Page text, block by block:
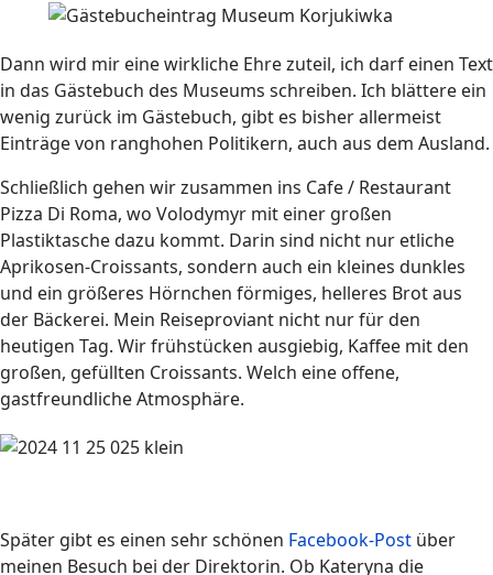
Dann wird mir eine wirkliche Ehre zuteil, ich darf einen Text
in das Gästebuch des Museums schreiben. Ich blättere ein
wenig zurück im Gästebuch, gibt es bisher allermeist
Einträge von ranghohen Politikern, auch aus dem Ausland.
Schließlich gehen wir zusammen ins Cafe / Restaurant
Pizza Di Roma, wo Volodymyr mit einer großen
Plastiktasche dazu kommt. Darin sind nicht nur etliche
Aprikosen-Croissants, sondern auch ein kleines dunkles
und ein größeres Hörnchen förmiges, helleres Brot aus
der Bäckerei. Mein Reiseproviant nicht nur für den
heutigen Tag. Wir frühstücken ausgiebig, Kaffee mit den
großen, gefüllten Croissants. Welch eine offene,
gastfreundliche Atmosphäre.
Später gibt es einen sehr schönen Facebook-Post über
meinen Besuch bei der Direktorin. Ob Kateryna die